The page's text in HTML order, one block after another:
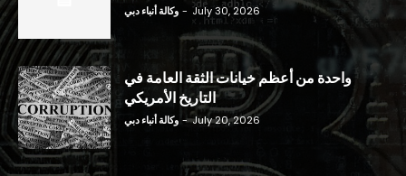
وكالة أنباء دبي - July 30, 2026
واحدة من أعظم خيانات الثقة العامة في
التاريخ الأمريكي
وكالة أنباء دبي - July 20, 2026